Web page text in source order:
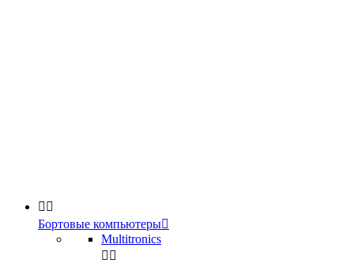
 
Бортовые компьютеры
Multitronics
 